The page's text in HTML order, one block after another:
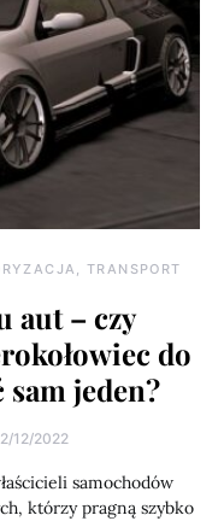
TRANSPORT
aut – czy
do
sam jeden?
12/2022
samochodów
którzy pragną szybko